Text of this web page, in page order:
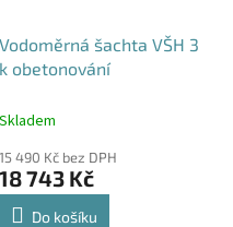
Vodoměrná šachta VŠH 3
k obetonování
Skladem
15 490 Kč bez DPH
18 743 Kč
Do košíku